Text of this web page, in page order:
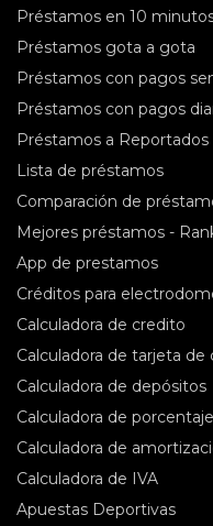
Préstamos en 10
Préstamos gota a gota
Préstamos con pagos
Préstamos con pagos
Préstamos a Reportados
Lista de préstamos
Comparación de
Mejores préstamos -
App de prestamos
Créditos para
Сalculadora de credito
Calculadora de tarjeta de
Calculadora de depósitos
Calculadora de
Calculadora de
Calculadora de IVA
Apuestas Deportivas